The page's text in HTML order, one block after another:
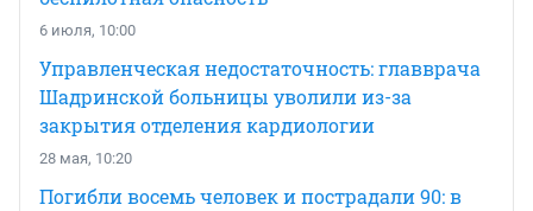
6 июля, 10:00
Управленческая недостаточность: главврача
Шадринской больницы уволили из-за
закрытия отделения кардиологии
28 мая, 10:20
Погибли восемь человек и пострадали 90: в